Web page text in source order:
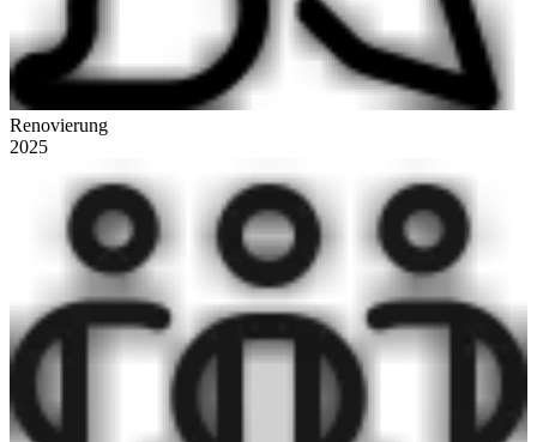
Renovierung
2025